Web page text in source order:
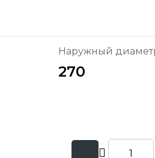
Наружный
270